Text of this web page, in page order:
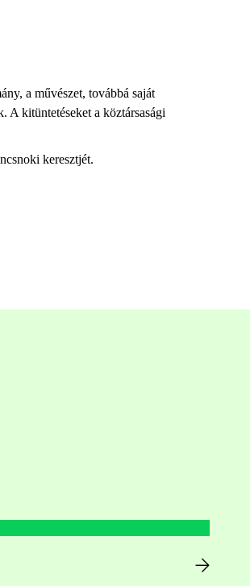
a művészet, továbbá saját
A kitüntetéseket a köztársasági
keresztjét.